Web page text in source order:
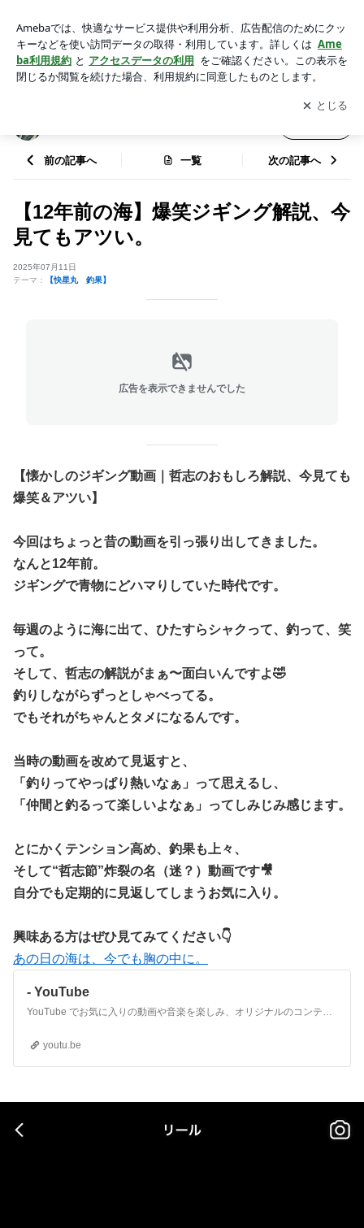
快星丸 最新釣果ブログ
アプリをダウンロードして ブログの更新通知
を受け取りまし
ょう。
開く
前の記事へ 一覧 次の記事へ
【12年前の海】爆笑ジギング解説、今
見てもアツい。
2025年07月11日
テーマ：
【快星丸 釣果】
広告を表示できませんでした
【懐かしのジギング動画｜哲志のおもしろ解説、今見ても
爆笑＆アツい】
今回はちょっと昔の動画を引っ張り出してきました。
なんと12年前。
ジギングで青物にどハマりしていた時代です。
毎週のように海に出て、ひたすらシャクって、釣って、笑
って。
そして、哲志の解説がまぁ〜面白いんですよ🤣
釣りしながらずっとしゃべってる。
でもそれがちゃんとタメになるんです。
当時の動画を改めて見返すと、
「釣りってやっぱり熱いなぁ」って思えるし、
「仲間と釣るって楽しいよなぁ」ってしみじみ感じます。
とにかくテンション高め、釣果も上々、
そして“哲志節”炸裂の名（迷？）動画です🎥
自分でも定期的に見返してしまうお気に入り。
興味ある方はぜひ見てみてください👇
あの日の海は、今でも胸の中に。
- YouTube
YouTube でお気に入りの動画や音楽を楽しみ、オリジナルのコンテンツをアップロードして友だちや家族、世界中の人たちと共有しましょう。
youtu.be